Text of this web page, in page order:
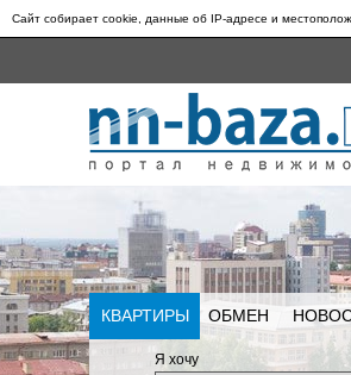
Сайт собирает cookie, данные об IP-адресе и
КВАРТИРЫ ОБМЕН
Я хочу